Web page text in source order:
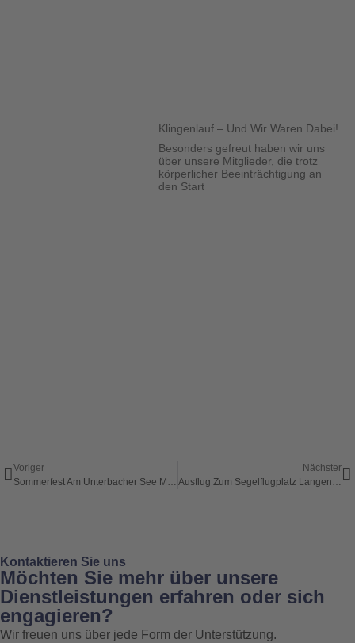
Klingenlauf – Und Wir Waren Dabei!
Besonders gefreut haben wir uns
über unsere Mitglieder, die trotz
körperlicher Beeinträchtigung an
den Start
Voriger
Sommerfest Am Unterbacher See Mit Dem CBF Mitglieder
Nächster
Ausflug Zum Segelflugplatz Langenfeld Wiescheid
Kontaktieren Sie uns
Möchten Sie mehr über unsere
Dienstleistungen erfahren oder sich
engagieren?
Wir freuen uns über jede Form der Unterstützung.